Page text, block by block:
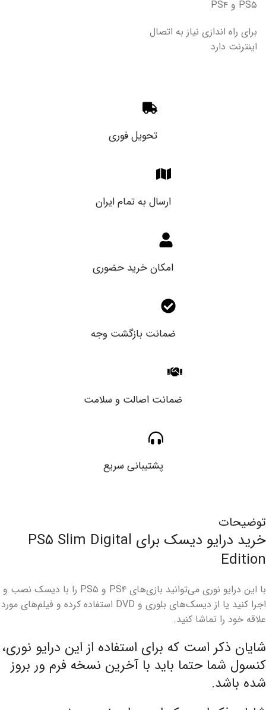
PS۵ و PS۴
برای راه اندازی نیاز به اتصال
اینترنت دارد
تحویل فوری
ارسال به تمام ایران
امکان خرید حضوری
ضمانت بازگشت وجه
ضمانت اصالت و سلامت
پشتیبانی سریع
توضیحات
خرید درایو دیسک برای PS۵ Slim Digital
Edition
با این درایو نوری می‌توانید بازی‌های PS۴ و PS۵ را با دیسک نصب و
اجرا کنید یا از دیسک‌های بلوری و DVD استفاده کرده و فیلم‌های مورد
علاقه خود را تماشا کنید.
شایان ذکر است که برای استفاده از این درایو نوری،
کنسول شما حتما باید با آخرین نسخه فرم ور بروز
شده باشد.